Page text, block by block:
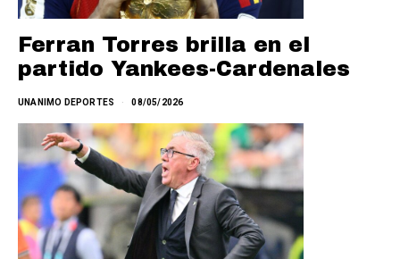
Ferran Torres brilla en el
partido Yankees-Cardenales
UNANIMO DEPORTES 08/05/2026